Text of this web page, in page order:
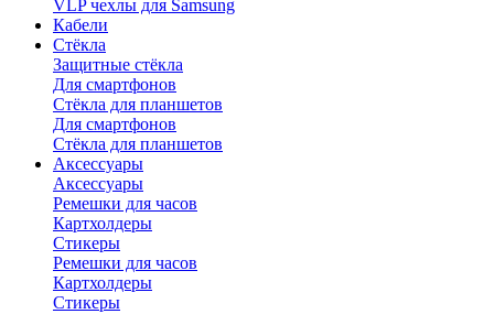
VLP чехлы для Samsung
Кабели
Стёкла
Защитные стёкла
Для смартфонов
Стёкла для планшетов
Для смартфонов
Стёкла для планшетов
Аксессуары
Аксессуары
Ремешки для часов
Картхолдеры
Стикеры
Ремешки для часов
Картхолдеры
Стикеры